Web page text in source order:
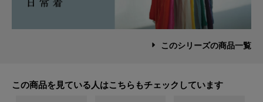
このシリーズの商品一覧
この商品を見ている人はこちらもチェックしています